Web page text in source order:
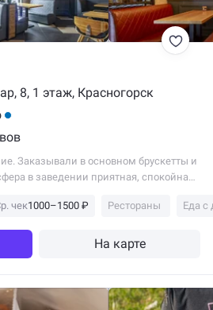
8, 1 этаж, Красногорск
в заведении приятная, спокойная,
чек1000–1500 ₽ Рестораны Еда с
На карте